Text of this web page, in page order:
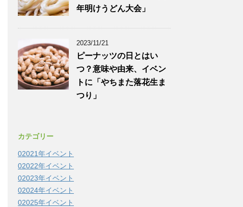
年明けうどん大会」
2023/11/21
ピーナッツの日とはい
つ？意味や由来、イベン
トに「やちまた落花生ま
つり」
カテゴリー
02021年イベント
02022年イベント
02023年イベント
02024年イベント
02025年イベント